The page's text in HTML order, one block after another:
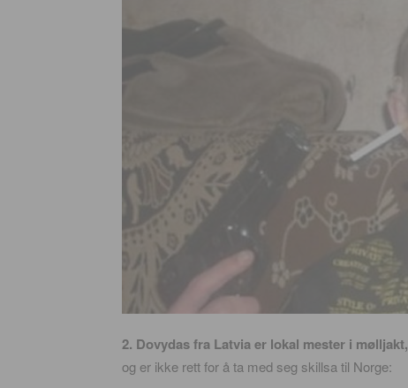
2. Dovydas fra Latvia er lokal mester i mølljakt,
og er ikke rett for å ta med seg skillsa til Norge: